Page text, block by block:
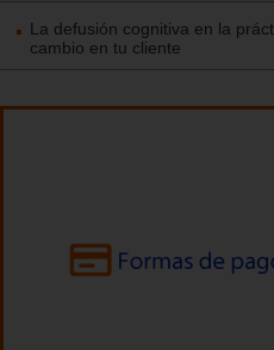
La defusión cognitiva en la
cambio en tu cliente